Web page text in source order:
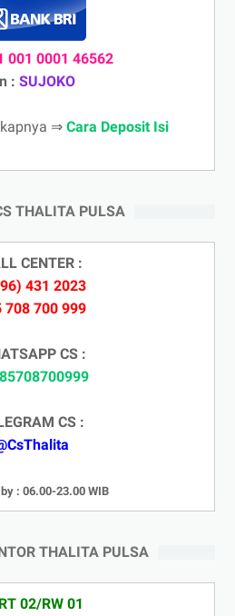
001 0001 46562
: SUJOKO
⇒ Cara Deposit Isi
THALITA PULSA
CENTER :
431 2023
708 700 999
CS :
CS :
: 06.00-23.00 WIB
THALITA PULSA
02/RW 01